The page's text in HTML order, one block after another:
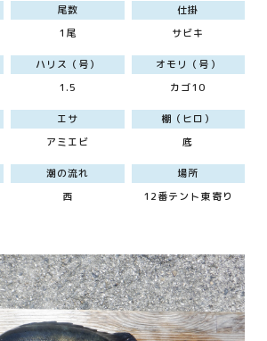
尾数
1尾
仕掛
サビキ
ハリス（号）
1.5
オモリ（号）
カゴ10
エサ
アミエビ
棚（ヒロ）
底
潮の流れ
西
場所
12番テント東寄り